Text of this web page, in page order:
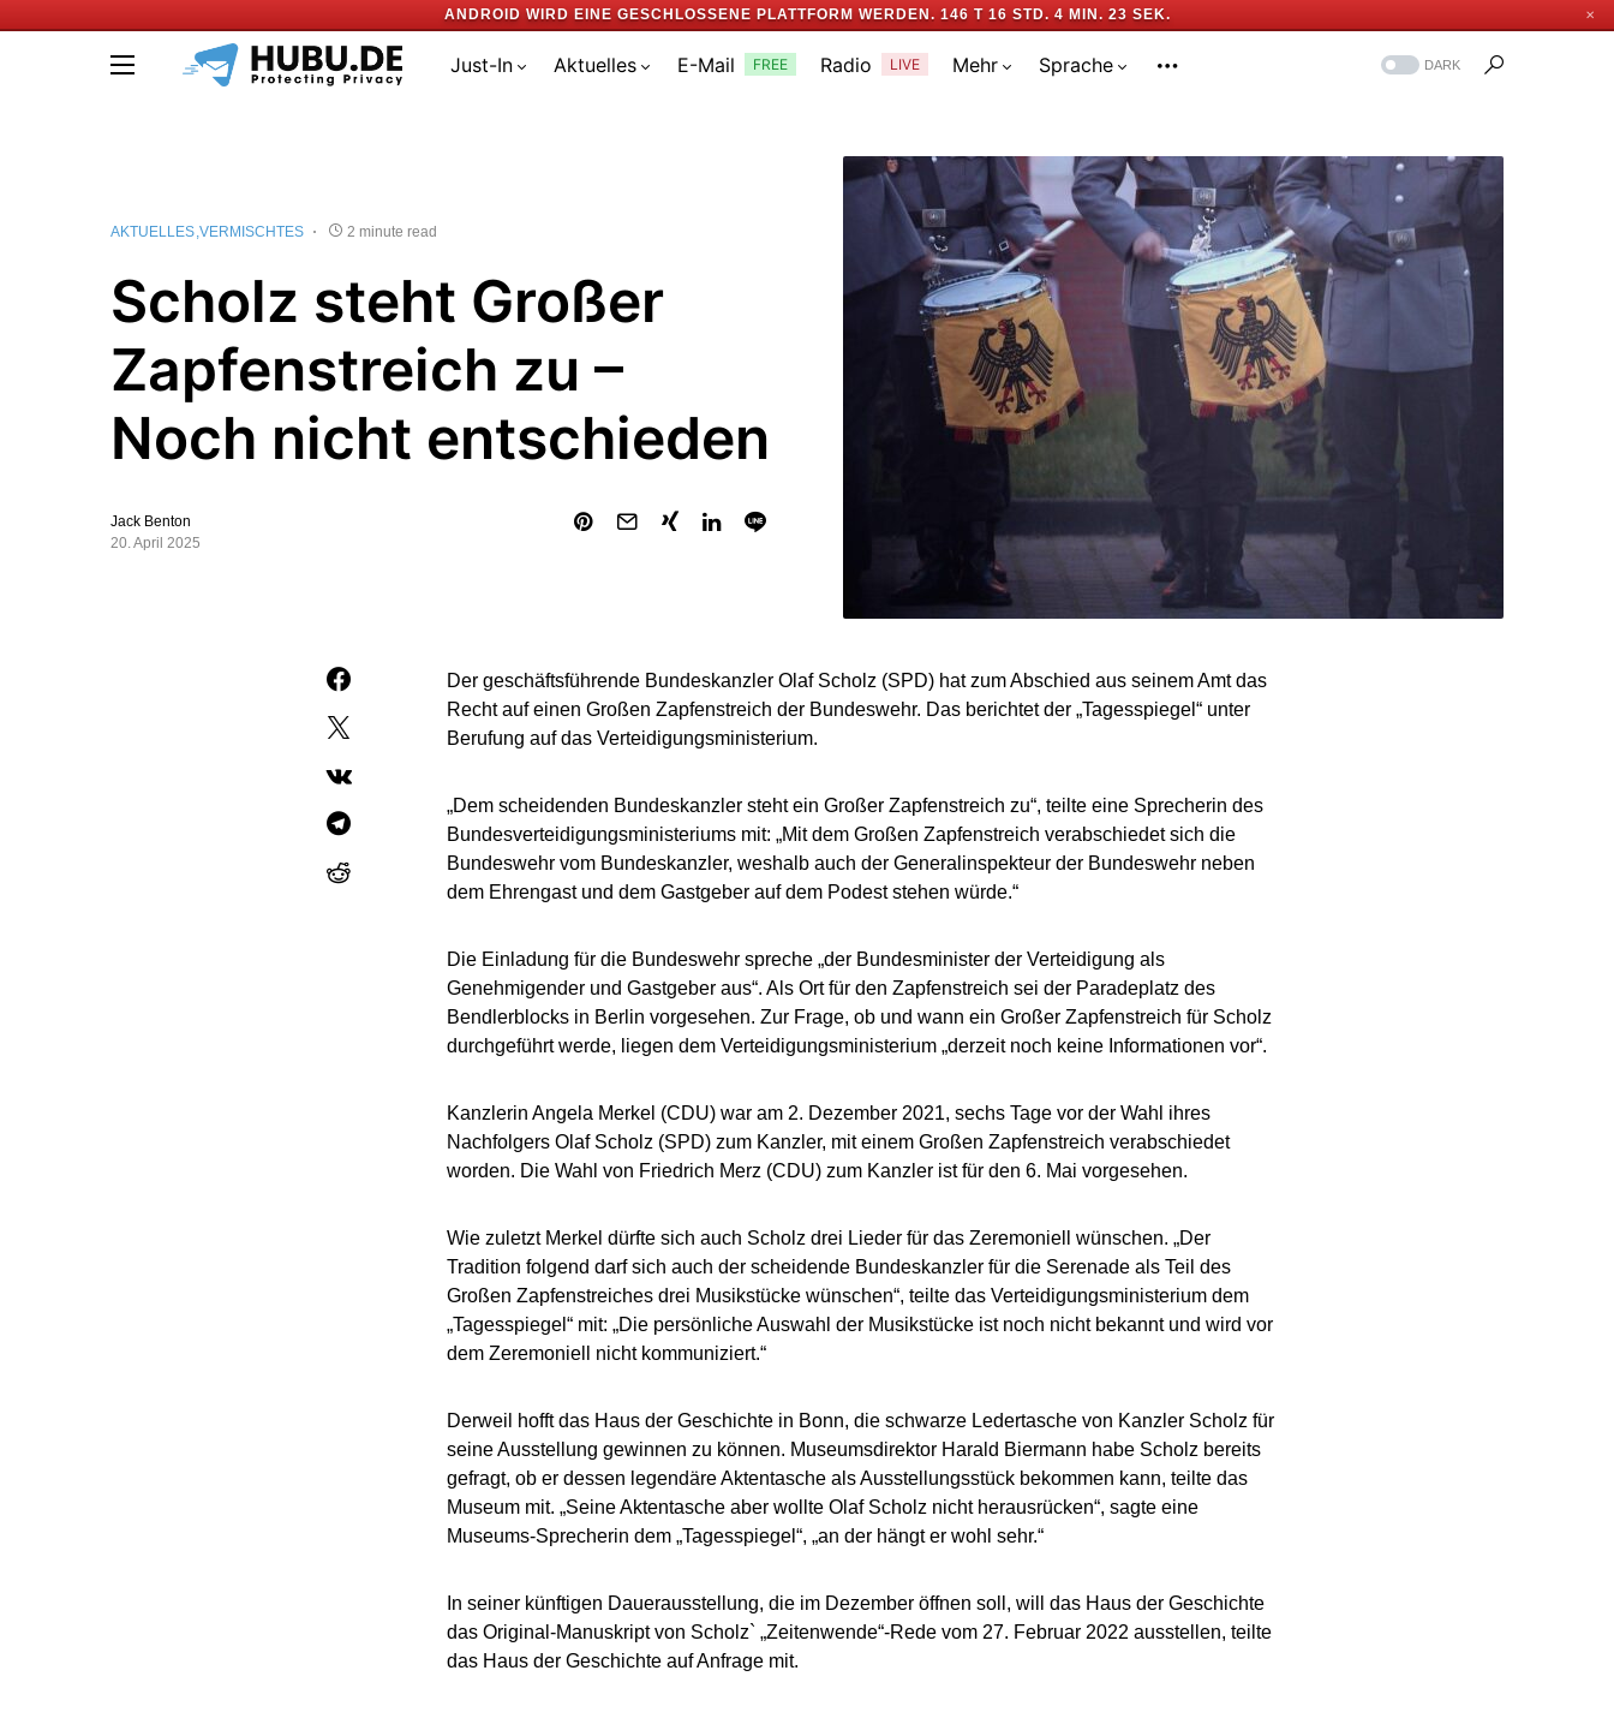
ANDROID WIRD EINE GESCHLOSSENE PLATTFORM WERDEN. 146 T 16 STD. 4 MIN. 22 SEK. ✕
Just-In Aktuelles E-Mail FREE Radio LIVE Mehr Sprache DARK
AKTUELLES VERMISCHTES 2 minute read
Scholz steht Großer
Zapfenstreich zu –
Noch nicht entschieden
Jack Benton
20. April 2025
Der geschäftsführende Bundeskanzler Olaf Scholz (SPD) hat zum Abschied aus seinem Amt das
Recht auf einen Großen Zapfenstreich der Bundeswehr. Das berichtet der „Tagesspiegel“ unter
Berufung auf das Verteidigungsministerium.
„Dem scheidenden Bundeskanzler steht ein Großer Zapfenstreich zu“, teilte eine Sprecherin des
Bundesverteidigungsministeriums mit: „Mit dem Großen Zapfenstreich verabschiedet sich die
Bundeswehr vom Bundeskanzler, weshalb auch der Generalinspekteur der Bundeswehr neben
dem Ehrengast und dem Gastgeber auf dem Podest stehen würde.“
Die Einladung für die Bundeswehr spreche „der Bundesminister der Verteidigung als
Genehmigender und Gastgeber aus“. Als Ort für den Zapfenstreich sei der Paradeplatz des
Bendlerblocks in Berlin vorgesehen. Zur Frage, ob und wann ein Großer Zapfenstreich für Scholz
durchgeführt werde, liegen dem Verteidigungsministerium „derzeit noch keine Informationen vor“.
Kanzlerin Angela Merkel (CDU) war am 2. Dezember 2021, sechs Tage vor der Wahl ihres
Nachfolgers Olaf Scholz (SPD) zum Kanzler, mit einem Großen Zapfenstreich verabschiedet
worden. Die Wahl von Friedrich Merz (CDU) zum Kanzler ist für den 6. Mai vorgesehen.
Wie zuletzt Merkel dürfte sich auch Scholz drei Lieder für das Zeremoniell wünschen. „Der
Tradition folgend darf sich auch der scheidende Bundeskanzler für die Serenade als Teil des
Großen Zapfenstreiches drei Musikstücke wünschen“, teilte das Verteidigungsministerium dem
„Tagesspiegel“ mit: „Die persönliche Auswahl der Musikstücke ist noch nicht bekannt und wird vor
dem Zeremoniell nicht kommuniziert.“
Derweil hofft das Haus der Geschichte in Bonn, die schwarze Ledertasche von Kanzler Scholz für
seine Ausstellung gewinnen zu können. Museumsdirektor Harald Biermann habe Scholz bereits
gefragt, ob er dessen legendäre Aktentasche als Ausstellungsstück bekommen kann, teilte das
Museum mit. „Seine Aktentasche aber wollte Olaf Scholz nicht herausrücken“, sagte eine
Museums-Sprecherin dem „Tagesspiegel“, „an der hängt er wohl sehr.“
In seiner künftigen Dauerausstellung, die im Dezember öffnen soll, will das Haus der Geschichte
das Original-Manuskript von Scholz` „Zeitenwende“-Rede vom 27. Februar 2022 ausstellen, teilte
das Haus der Geschichte auf Anfrage mit.